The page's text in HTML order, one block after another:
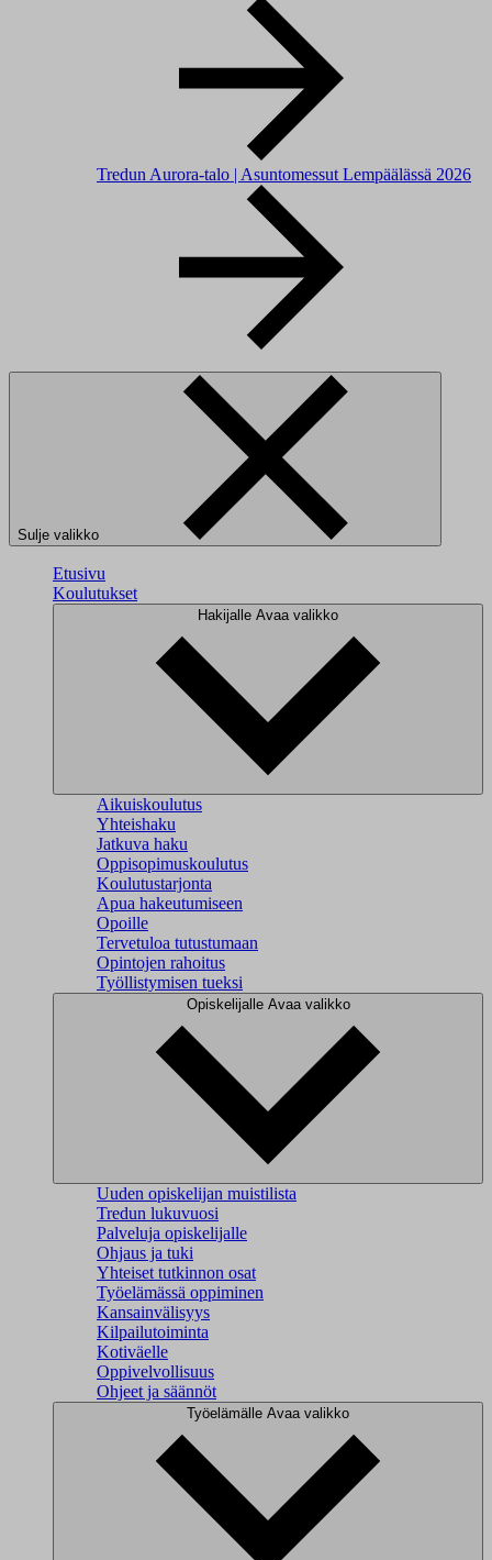
Tredun Aurora-talo | Asuntomessut Lempäälässä 2026
Sulje valikko
Etusivu
Koulutukset
Hakijalle Avaa valikko
Aikuiskoulutus
Yhteishaku
Jatkuva haku
Oppisopimuskoulutus
Koulutustarjonta
Apua hakeutumiseen
Opoille
Tervetuloa tutustumaan
Opintojen rahoitus
Työllistymisen tueksi
Opiskelijalle Avaa valikko
Uuden opiskelijan muistilista
Tredun lukuvuosi
Palveluja opiskelijalle
Ohjaus ja tuki
Yhteiset tutkinnon osat
Työelämässä oppiminen
Kansainvälisyys
Kilpailutoiminta
Kotiväelle
Oppivelvollisuus
Ohjeet ja säännöt
Työelämälle Avaa valikko